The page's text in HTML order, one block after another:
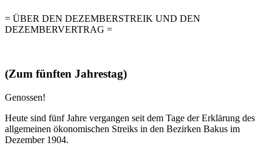
= ÜBER DEN DEZEMBERSTREIK UND DEN
DEZEMBERVERTRAG =
(Zum fünften Jahrestag)
Genossen!
Heute sind fünf Jahre vergangen seit dem Tage der Erklärung des
allgemeinen ökonomischen Streiks in den Bezirken Bakus im
Dezember 1904.